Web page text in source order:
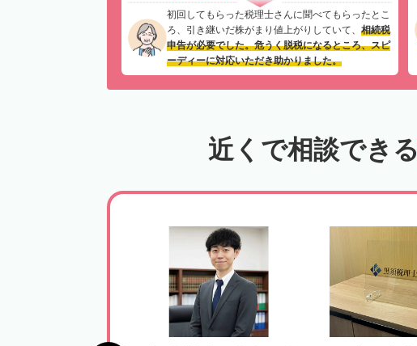
初回してもらった税理士さんに聞べてもらったとこ
ろ、引き継いだ株がまり値上がりしていて、 相続税
申告が必要でした。危うく脱税になるところ、スピ
ーディーに対応いただき助かりました。
近くで相談できる